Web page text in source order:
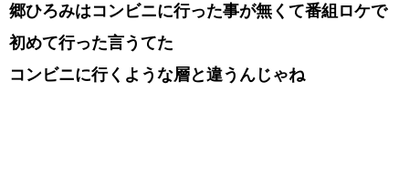
郷ひろみはコンビニに行った事が無くて番組ロケで
初めて行った言うてた
コンビニに行くような層と違うんじゃね